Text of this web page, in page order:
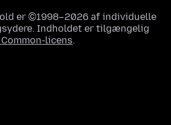
er ©1998–2026 af individuelle
Indholdet er tilgængelig
licens.